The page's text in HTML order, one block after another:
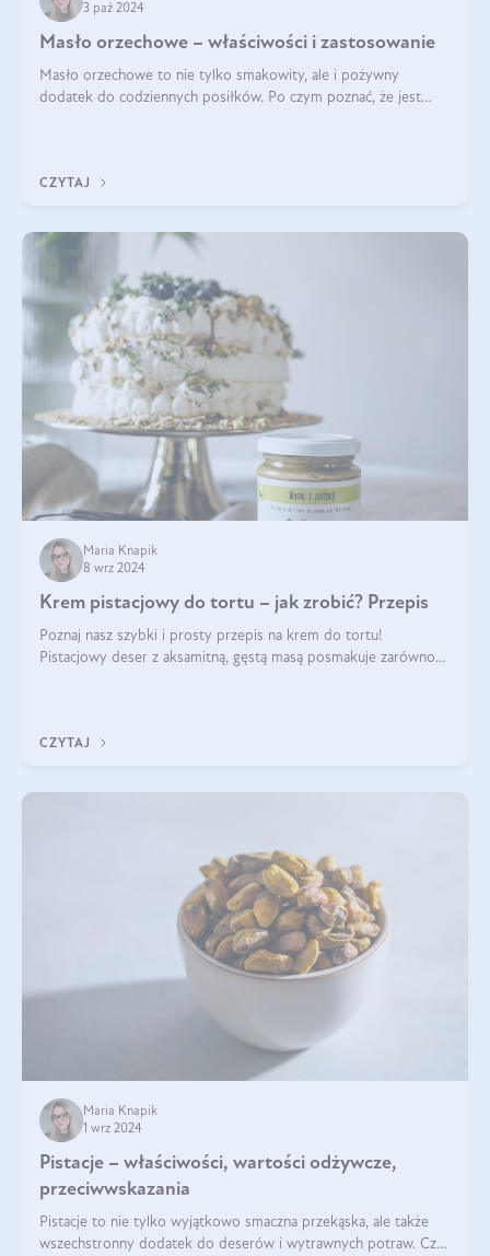
3 paź 2024
Masło orzechowe – właściwości i zastosowanie
Masło orzechowe to nie tylko smakowity, ale i pożywny
dodatek do codziennych posiłków. Po czym poznać, że jest
CZYTAJ
Maria Knapik
8 wrz 2024
Krem pistacjowy do tortu – jak zrobić? Przepis
Poznaj nasz szybki i prosty przepis na krem do tortu!
Pistacjowy deser z aksamitną, gęstą masą posmakuje zarówno
CZYTAJ
Maria Knapik
1 wrz 2024
Pistacje – właściwości, wartości odżywcze,
przeciwwskazania
Pistacje to nie tylko wyjątkowo smaczna przekąska, ale także
wszechstronny dodatek do deserów i wytrawnych potraw. Czy